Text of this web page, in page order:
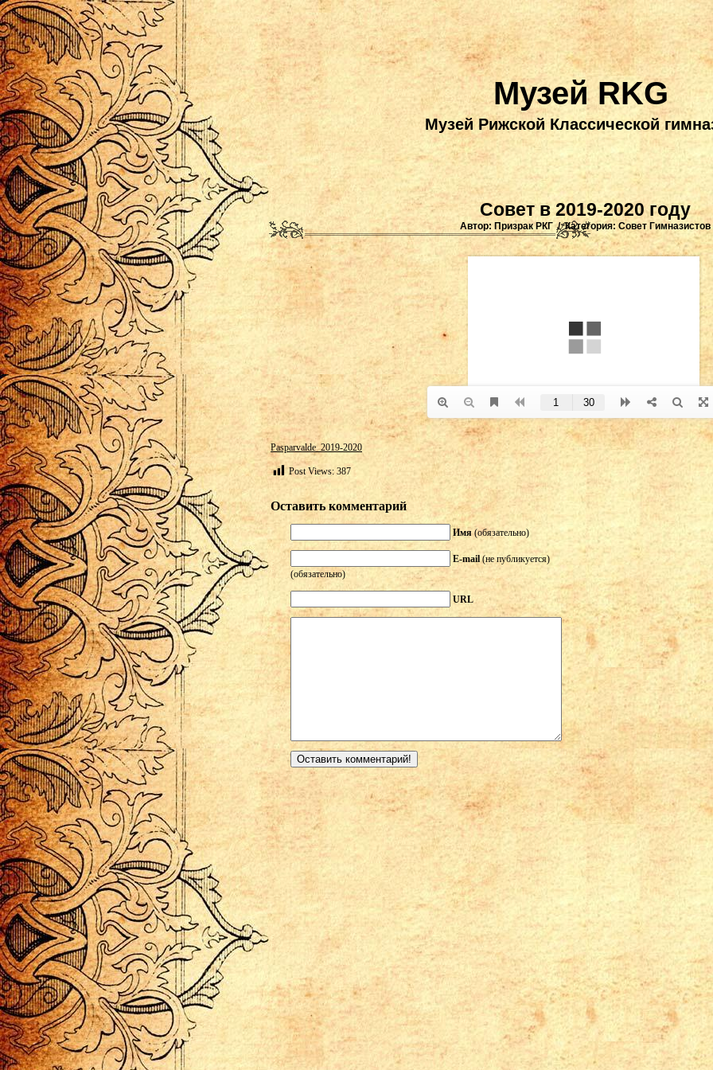
Музей RKG
Музей Рижской Классической
Совет в 2019-2020 году
Автор: Призрак РКГ / Категория: Совет Гимназистов
Pasparvalde_2019-2020
Post Views: 387
Оставить комментарий
Имя(обязательно)
E-mail(не публикуется)
(обязательно)
URL